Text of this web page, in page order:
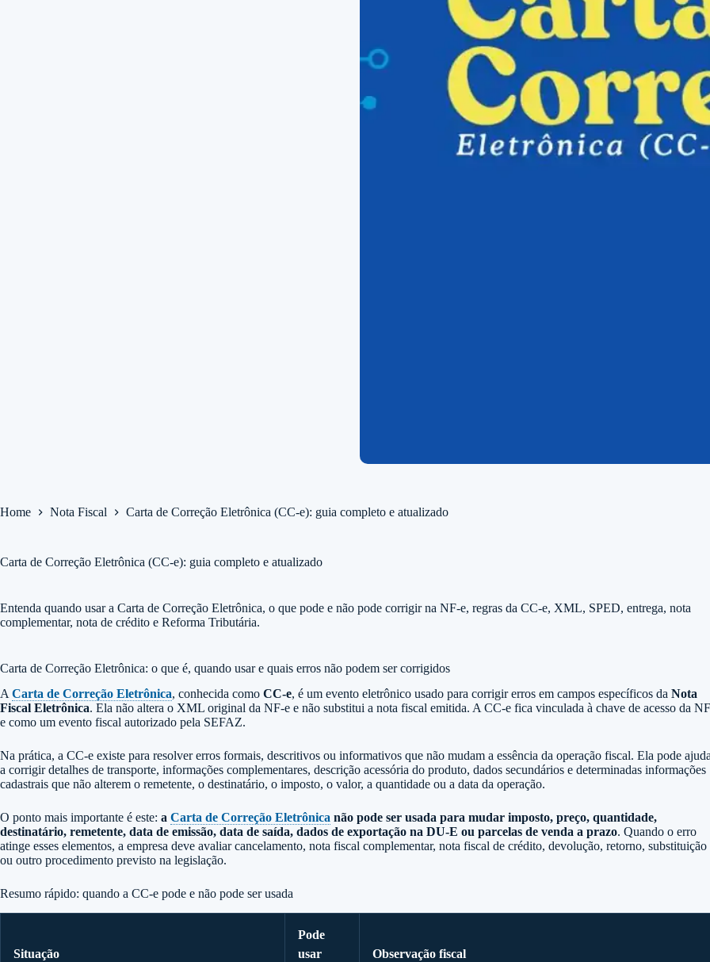
Home Nota Fiscal Carta de Correção Eletrônica (CC-e): guia completo e atualizado
Carta de Correção Eletrônica (CC-e): guia completo e atualizado
Entenda quando usar a Carta de Correção Eletrônica, o que pode e não pode corrigir na NF-e, regras da CC-e, XML, SPED, entrega, nota
complementar, nota de crédito e Reforma Tributária.
Carta de Correção Eletrônica: o que é, quando usar e quais erros não podem ser corrigidos
A Carta de Correção Eletrônica, conhecida como CC-e, é um evento eletrônico usado para corrigir erros em campos específicos da Nota
Fiscal Eletrônica. Ela não altera o XML original da NF-e e não substitui a nota fiscal emitida. A CC-e fica vinculada à chave de acesso da
e como um evento fiscal autorizado pela SEFAZ.
Na prática, a CC-e existe para resolver erros formais, descritivos ou informativos que não mudam a essência da operação fiscal. Ela pode
a corrigir detalhes de transporte, informações complementares, descrição acessória do produto, dados secundários e determinadas informações
cadastrais que não alterem o remetente, o destinatário, o imposto, o valor, a quantidade ou a data da operação.
O ponto mais importante é este: a Carta de Correção Eletrônica não pode ser usada para mudar imposto, preço, quantidade,
destinatário, remetente, data de emissão, data de saída, dados de exportação na DU-E ou parcelas de venda a prazo. Quando o erro
atinge esses elementos, a empresa deve avaliar cancelamento, nota fiscal complementar, nota fiscal de crédito, devolução, retorno, substituição
ou outro procedimento previsto na legislação.
Resumo rápido: quando a CC-e pode e não pode ser usada
Situação
Pode
usar
Observação fiscal